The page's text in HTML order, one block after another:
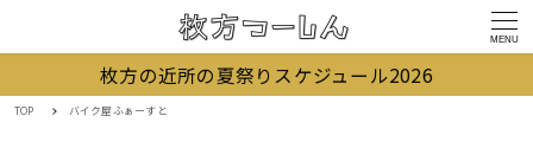
MENU
枚方の近所の夏祭りスケジュール2026
TOP バイク屋ふぁーすと